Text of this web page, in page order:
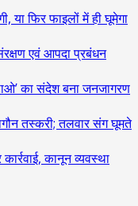
या फिर फाइलों में ही घूमेगा
एवं आपदा प्रबंधन
का संदेश बना जनजागरण
तस्करी; तलवार संग घूमते
कानून व्यवस्था